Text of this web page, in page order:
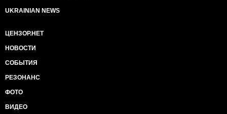
UKRAINIAN NEWS
ЦЕНЗОР.НЕТ
НОВОСТИ
СОБЫТИЯ
РЕЗОНАНС
ФОТО
ВИДЕО